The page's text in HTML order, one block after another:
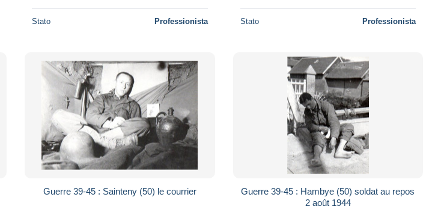
Stato Professionista Stato Professionista
Guerre 39-45 : Sainteny (50) le courrier
Guerre 39-45 : Hambye (50) soldat au repos
2 août 1944